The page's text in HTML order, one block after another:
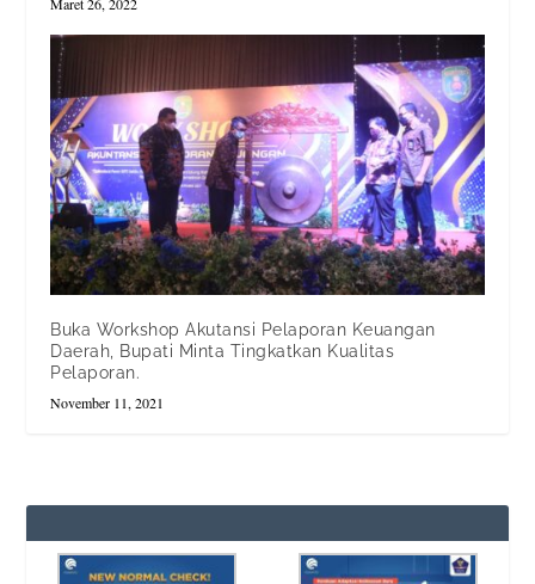
Buka Workshop Akutansi Pelaporan Keuangan
Daerah, Bupati Minta Tingkatkan Kualitas
Pelaporan.
November 11, 2021